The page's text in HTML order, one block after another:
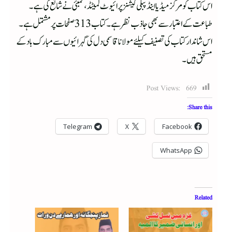
اس کتاب کو مرکز میڈیا اینڈ پبلی کیشنز پرائیوٹ لمیٹڈ، ممبئی نے شائع کی ہے۔
طباعت کے اعتبار سے بھی جاذب نظرہے۔ کتاب 313 صفحات پر مشتمل ہے۔
اس شاندار کتاب کی تصنیف کیلئے مولانا قاسمی دل کی گہرائیوں سے مبارک باد کے
مستحق ہیں۔
Post Views: 669
Share this:
Facebook
X
Telegram
WhatsApp
Related